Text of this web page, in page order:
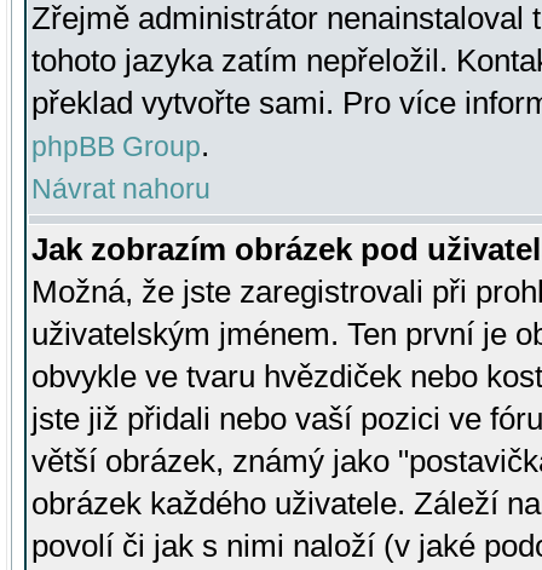
Zřejmě administrátor nenainstaloval
tohoto jazyka zatím nepřeložil.
překlad vytvořte sami. Pro více
phpBB Group.
Návrat nahoru
Jak zobrazím obrázek pod
Možná, že jste zaregistrovali při
uživatelským jménem. Ten první je
obvykle ve tvaru hvězdiček nebo
jste již přidali nebo vaší pozici ve
větší obrázek, známý jako
obrázek každého uživatele. Záleží
povolí či jak s nimi naloží (v jaké